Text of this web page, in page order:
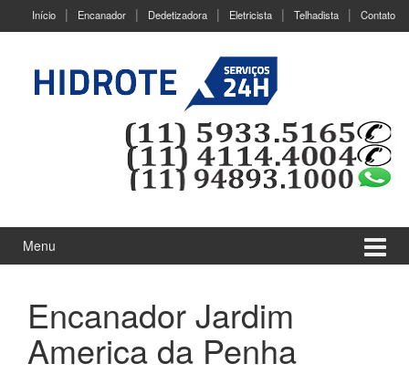
Início Encanador Dedetizadora Eletricista Telhadista Contato
Menu
Encanador Jardim
America da Penha